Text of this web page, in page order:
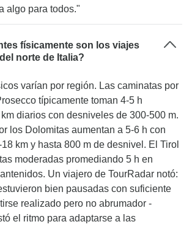
algo para todos."
físicamente son los viajes
norte de Italia?
varían por región. Las caminatas por
típicamente toman 4-5 h
diarios con desniveles de 300-500 m.
los Dolomitas aumentan a 5-6 h con
km y hasta 800 m de desnivel. El Tirol
moderadas promediando 5 h en
Un viajero de TourRadar notó:
bien pausadas con suficiente
realizado pero no abrumador -
el ritmo para adaptarse a las